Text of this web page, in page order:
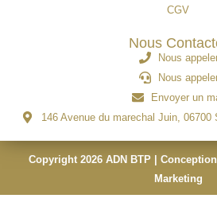
CGV
Nous
Nous
Nous
Envoyer un
146 Avenue du marechal Juin, 06700
Copyright 2026 ADN BTP |
Marketing